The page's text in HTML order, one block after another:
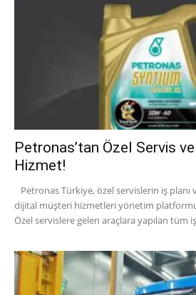
Petronas’tan Özel Servis
Hizmet!
Petronas Türkiye, özel servislerin iş planı
dijital müşteri hizmetleri yönetim platformu
Özel servislere gelen araçlara yapılan tüm